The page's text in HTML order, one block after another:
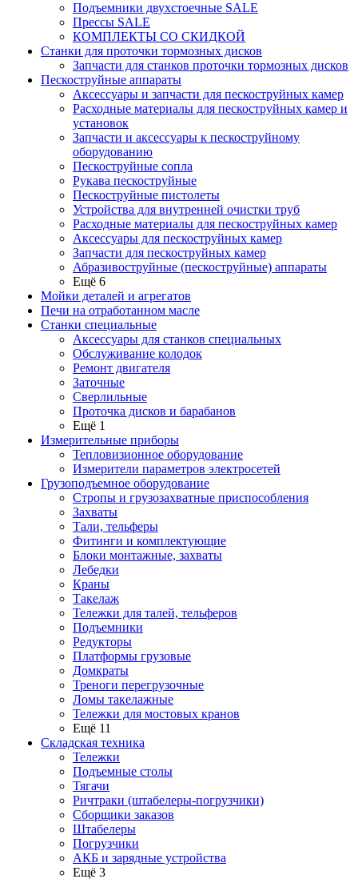
Подъемники двухстоечные SALE
Прессы SALE
КОМПЛЕКТЫ СО СКИДКОЙ
Станки для проточки тормозных дисков
Запчасти для станков проточки тормозных дисков
Пескоструйные аппараты
Аксессуары и запчасти для пескоструйных камер
Расходные материалы для пескоструйных камер и
установок
Запчасти и аксессуары к пескоструйному
оборудованию
Пескоструйные сопла
Рукава пескоструйные
Пескоструйные пистолеты
Устройства для внутренней очистки труб
Расходные материалы для пескоструйных камер
Аксессуары для пескоструйных камер
Запчасти для пескоструйных камер
Абразивоструйные (пескоструйные) аппараты
Ещё 6
Мойки деталей и агрегатов
Печи на отработанном масле
Станки специальные
Аксессуары для станков специальных
Обслуживание колодок
Ремонт двигателя
Заточные
Сверлильные
Проточка дисков и барабанов
Ещё 1
Измерительные приборы
Тепловизионное оборудование
Измерители параметров электросетей
Грузоподъемное оборудование
Стропы и грузозахватные приспособления
Захваты
Тали, тельферы
Фитинги и комплектующие
Блоки монтажные, захваты
Лебедки
Краны
Такелаж
Тележки для талей, тельферов
Подъемники
Редукторы
Платформы грузовые
Домкраты
Треноги перегрузочные
Ломы такелажные
Тележки для мостовых кранов
Ещё 11
Складская техника
Тележки
Подъемные столы
Тягачи
Ричтраки (штабелеры-погрузчики)
Сборщики заказов
Штабелеры
Погрузчики
АКБ и зарядные устройства
Ещё 3